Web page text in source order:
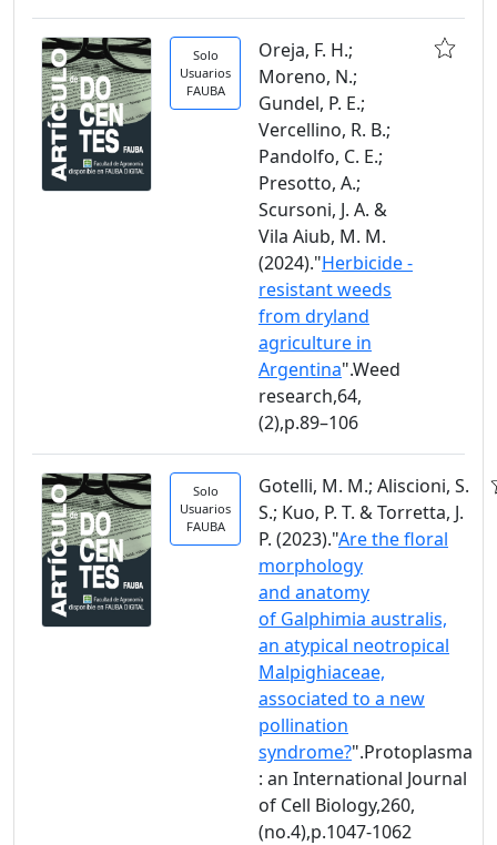
Solo
Usuarios
FAUBA
Oreja, F. H.;
Moreno, N.;
Gundel, P. E.;
Vercellino, R. B.;
Pandolfo, C. E.;
Presotto, A.;
Scursoni, J. A. &
Vila Aiub, M. M.
(2024)."Herbicide -
resistant weeds
from dryland
agriculture in
Argentina".Weed
research,64,
(2),p.89–106
Solo
Usuarios
FAUBA
Gotelli, M. M.; Aliscioni, S.
S.; Kuo, P. T. & Torretta, J.
P. (2023)."Are the floral
morphology
and anatomy
of Galphimia australis,
an atypical neotropical
Malpighiaceae,
associated to a new
pollination
syndrome?".Protoplasma
: an International Journal
of Cell Biology,260,
(no.4),p.1047-1062